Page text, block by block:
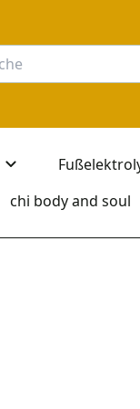
chi body and soul